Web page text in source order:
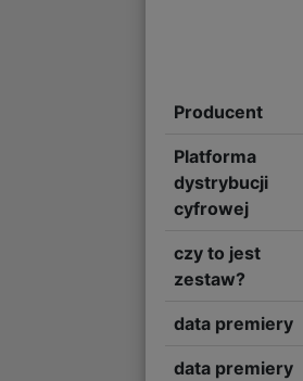
Producent
Platforma
dystrybucji
cyfrowej
czy to jest
zestaw?
data premiery
data premiery